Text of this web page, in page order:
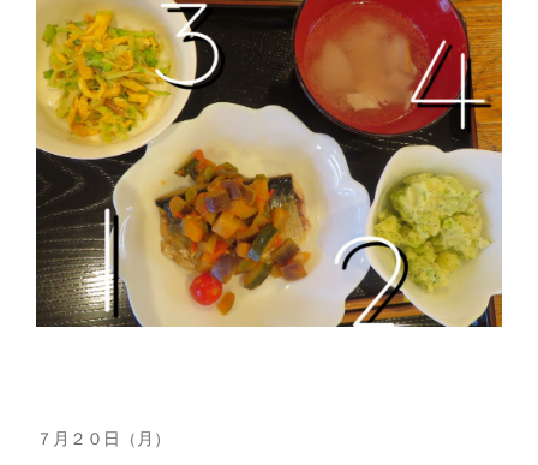
７月２０日（月）